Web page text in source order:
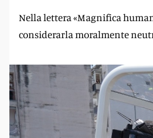
Nella lettera «Magnifica
considerarla moralmente